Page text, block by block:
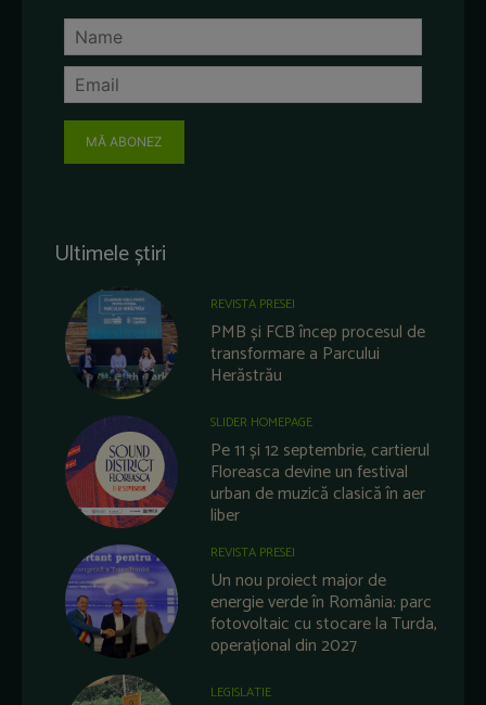
MĂ ABONEZ
Ultimele știri
REVISTA PRESEI
PMB și FCB încep procesul de
transformare a Parcului
Herăstrău
SLIDER HOMEPAGE
Pe 11 și 12 septembrie, cartierul
Floreasca devine un festival
urban de muzică clasică în aer
liber
REVISTA PRESEI
Un nou proiect major de
energie verde în România: parc
fotovoltaic cu stocare la Turda,
operațional din 2027
LEGISLATIE